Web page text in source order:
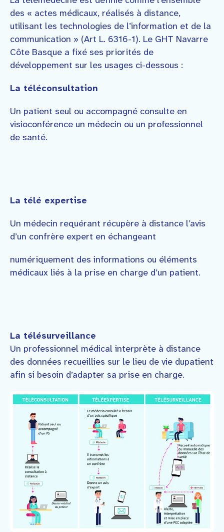
des « actes médicaux, réalisés à distance,
utilisant les technologies de l’information et de la
communication » (Art L. 6316-1). Le GHT Navarre
Côte Basque a fixé ses priorités de
développement sur les usages ci-dessous :
La téléconsultation
Un patient seul ou accompagné consulte en
visioconférence un médecin ou un professionnel
de santé.
La télé expertise
Un médecin requérant récupère à distance l’avis
d’un confrère expert en échangeant
numériquement des informations ou éléments
médicaux liés à la prise en charge d’un patient.
La télésurveillance
Un professionnel médical interprète à distance
des données recueillies sur le lieu de vie dupatient
afin si besoin d’adapter sa prise en charge.